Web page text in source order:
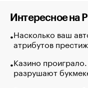
Интересное на
Насколько ваш
атрибутов
Казино
разрушают